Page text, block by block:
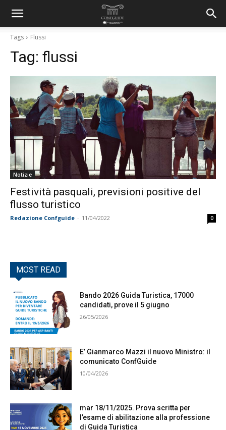
Tags Flussi
Tag: flussi
Notizie
Festività pasquali, previsioni positive del
flusso turistico
Redazione Confguide - 11/04/2022 0
MOST READ
Bando 2026 Guida Turistica, 17000
candidati, prove il 5 giugno
26/05/2026
E’ Gianmarco Mazzi il nuovo Ministro: il
comunicato ConfGuide
10/04/2026
mar 18/11/2025. Prova scritta per
l’esame di abilitazione alla professione
di Guida Turistica